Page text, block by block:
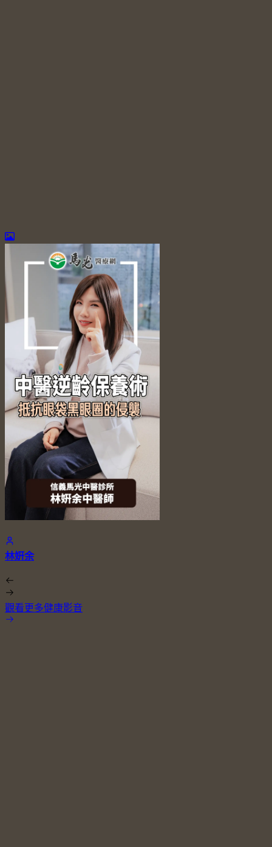
林姸余
觀看更多健康影音